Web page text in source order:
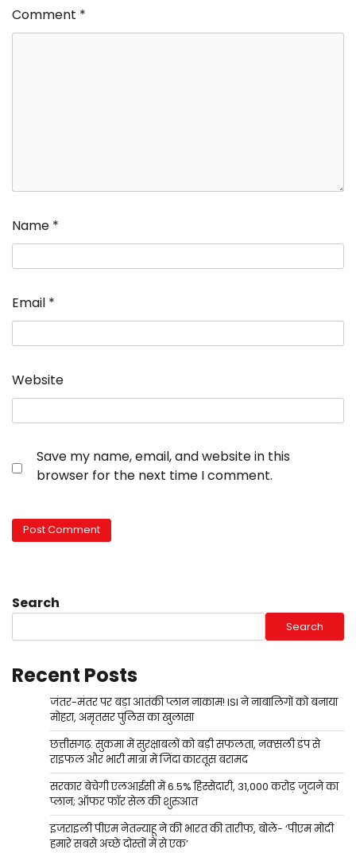
Comment *
Name *
Email *
Website
Save my name, email, and website in this
browser for the next time I comment.
Search
Search
Recent Posts
जंतर-मंतर पर बड़ा आतंकी प्लान नाकाम! ISI ने नाबालिगों को बनाया
मोहरा, अमृतसर पुलिस का खुलासा
छत्तीसगढ़: सुकमा में सुरक्षाबलों को बड़ी सफलता, नक्सली डंप से
राइफल और भारी मात्रा में जिंदा कारतूस बरामद
सरकार बेचेगी एलआईसी में 6.5% हिस्सेदारी, 31,000 करोड़ जुटाने का
प्लान; ऑफर फॉर सेल की शुरुआत
इजराइली पीएम नेतन्याहू ने की भारत की तारीफ, बोले- ‘पीएम मोदी
हमारे सबसे अच्छे दोस्तों में से एक’